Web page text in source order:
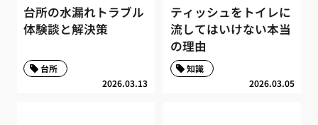
台所の水漏れトラブル
体験談と解決策
2026.03.13
台所
ティッシュをトイレに
流してはいけない本当
の理由
2026.03.05
知識